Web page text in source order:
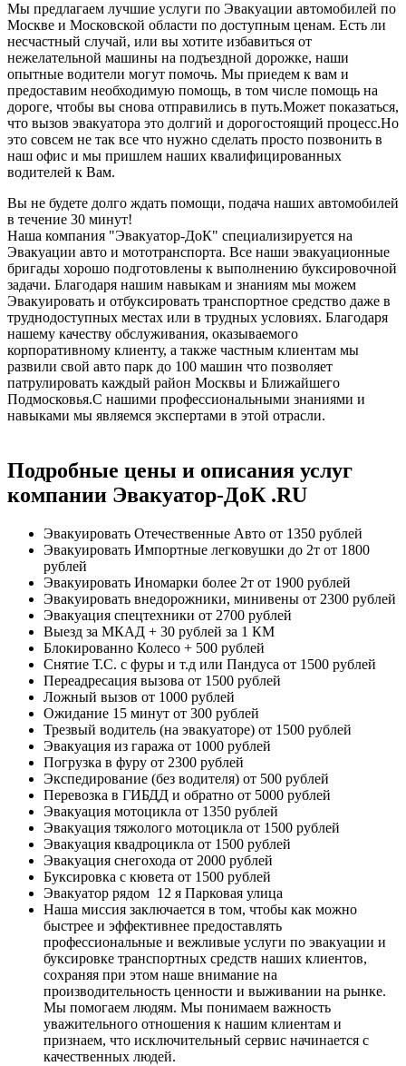
Мы предлагаем лучшие услуги по Эвакуации автомобилей по
Москве и Московской области по доступным ценам. Есть ли
несчастный случай, или вы хотите избавиться от
нежелательной машины на подъездной дорожке, наши
опытные водители могут помочь. Мы приедем к вам и
предоставим необходимую помощь, в том числе помощь на
дороге, чтобы вы снова отправились в путь.Может показаться,
что вызов эвакуатора это долгий и дорогостоящий процесс.Но
это совсем не так все что нужно сделать просто позвонить в
наш офис и мы пришлем наших квалифицированных
водителей к Вам.
Вы не будете долго ждать помощи, подача наших автомобилей
в течение 30 минут!
Наша компания "Эвакуатор-ДоК" специализируется на
Эвакуации авто и мототранспорта. Все наши эвакуационные
бригады хорошо подготовлены к выполнению буксировочной
задачи. Благодаря нашим навыкам и знаниям мы можем
Эвакуировать и отбуксировать транспортное средство даже в
труднодоступных местах или в трудных условиях. Благодаря
нашему качеству обслуживания, оказываемого
корпоративному клиенту, а также частным клиентам мы
развили свой авто парк до 100 машин что позволяет
патрулировать каждый район Москвы и Ближайшего
Подмосковья.С нашими профессиональными знаниями и
навыками мы являемся экспертами в этой отрасли.
Подробные цены и описания услуг
компании Эвакуатор-ДоК .RU
Эвакуировать Отечественные Авто от 1350 рублей
Эвакуировать Импортные легковушки до 2т от 1800
рублей
Эвакуировать Иномарки более 2т от 1900 рублей
Эвакуировать внедорожники, минивены от 2300 рублей
Эвакуация спецтехники от 2700 рублей
Выезд за МКАД + 30 рублей за 1 КМ
Блокированно Колесо + 500 рублей
Снятие Т.С. с фуры и т.д или Пандуса от 1500 рублей
Переадресация вызова от 1500 рублей
Ложный вызов от 1000 рублей
Ожидание 15 минут от 300 рублей
Трезвый водитель (на эвакуаторе) от 1500 рублей
Эвакуация из гаража от 1000 рублей
Погрузка в фуру от 2300 рублей
Экспедирование (без водителя) от 500 рублей
Перевозка в ГИБДД и обратно от 5000 рублей
Эвакуация мотоцикла от 1350 рублей
Эвакуация тяжолого мотоцикла от 1500 рублей
Эвакуация квадроцикла от 1500 рублей
Эвакуация снегохода от 2000 рублей
Буксировка с кювета от 1500 рублей
Эвакуатор рядом 12 я Парковая улица
Наша миссия заключается в том, чтобы как можно
быстрее и эффективнее предоставлять
профессиональные и вежливые услуги по эвакуации и
буксировке транспортных средств наших клиентов,
сохраняя при этом наше внимание на
производительность ценности и выживании на рынке.
Мы помогаем людям. Мы понимаем важность
уважительного отношения к нашим клиентам и
признаем, что исключительный сервис начинается с
качественных людей.